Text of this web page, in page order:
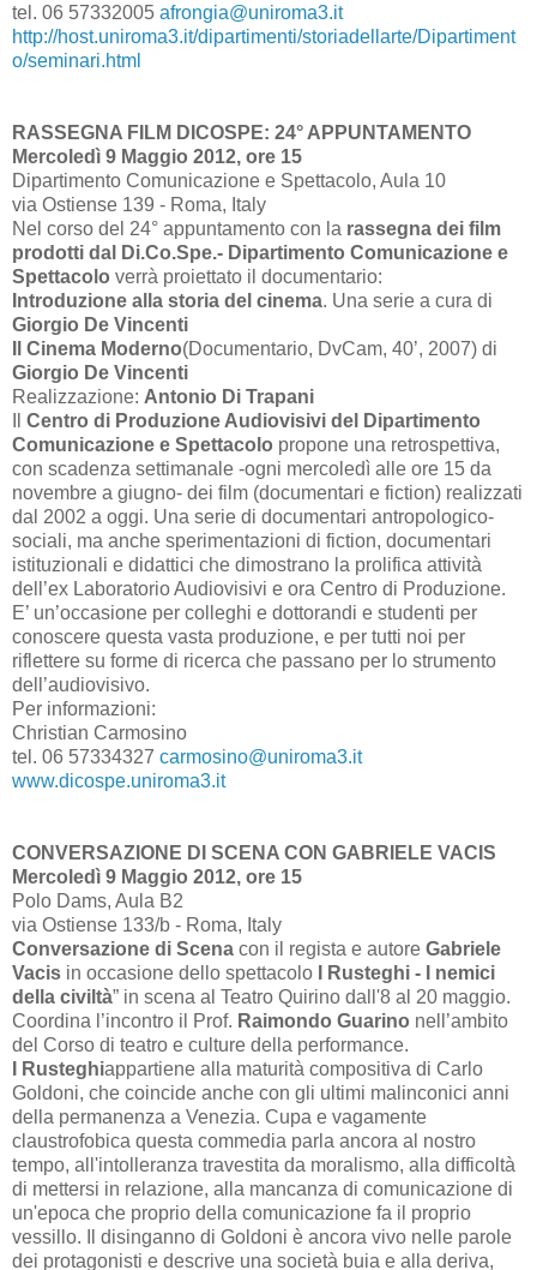
tel. 06 57332005 afrongia@uniroma3.it
http://host.uniroma3.it/dipartimenti/storiadellarte/Dipartiment
o/seminari.html
RASSEGNA FILM DICOSPE: 24° APPUNTAMENTO
Mercoledì 9 Maggio 2012, ore 15
Dipartimento Comunicazione e Spettacolo, Aula 10
via Ostiense 139 - Roma, Italy
Nel corso del 24° appuntamento con la rassegna dei film
prodotti dal Di.Co.Spe.- Dipartimento Comunicazione e
Spettacolo verrà proiettato il documentario:
Introduzione alla storia del cinema. Una serie a cura di
Giorgio De Vincenti
Il Cinema Moderno(Documentario, DvCam, 40’, 2007) di
Giorgio De Vincenti
Realizzazione: Antonio Di Trapani
Centro di Produzione Audiovisivi del Dipartimento
Comunicazione e Spettacolo propone una retrospettiva,
con scadenza settimanale -ogni mercoledì alle ore 15 da
novembre a giugno- dei film (documentari e fiction) realizzati
dal 2002 a oggi. Una serie di documentari antropologico-
sociali, ma anche sperimentazioni di fiction, documentari
istituzionali e didattici che dimostrano la prolifica attività
dell’ex Laboratorio Audiovisivi e ora Centro di Produzione.
E’ un’occasione per colleghi e dottorandi e studenti per
conoscere questa vasta produzione, e per tutti noi per
riflettere su forme di ricerca che passano per lo strumento
dell’audiovisivo.
Per informazioni:
Christian Carmosino
tel. 06 57334327 carmosino@uniroma3.it
www.dicospe.uniroma3.it
CONVERSAZIONE DI SCENA CON GABRIELE VACIS
Mercoledì 9 Maggio 2012, ore 15
Polo Dams, Aula B2
via Ostiense 133/b - Roma, Italy
Conversazione di Scena con il regista e autore Gabriele
Vacis in occasione dello spettacolo
I Rusteghi - I nemici
della civiltà” in scena al Teatro Quirino dall'8 al 20 maggio.
Coordina l’incontro il Prof. Raimondo Guarino nell’ambito
del Corso di teatro e culture della performance.
I Rusteghiappartiene alla maturità compositiva di Carlo
Goldoni, che coincide anche con gli ultimi malinconici anni
della permanenza a Venezia. Cupa e vagamente
claustrofobica questa commedia parla ancora al nostro
tempo, all'intolleranza travestita da moralismo, alla difficoltà
di mettersi in relazione, alla mancanza di comunicazione di
un'epoca che proprio della comunicazione fa il proprio
vessillo. Il disinganno di Goldoni è ancora vivo nelle parole
dei protagonisti e descrive una società buia e alla deriva,